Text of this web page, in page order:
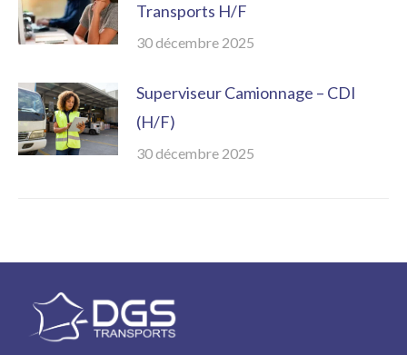
Transports H/F
30 décembre 2025
Superviseur Camionnage – CDI
(H/F)
30 décembre 2025